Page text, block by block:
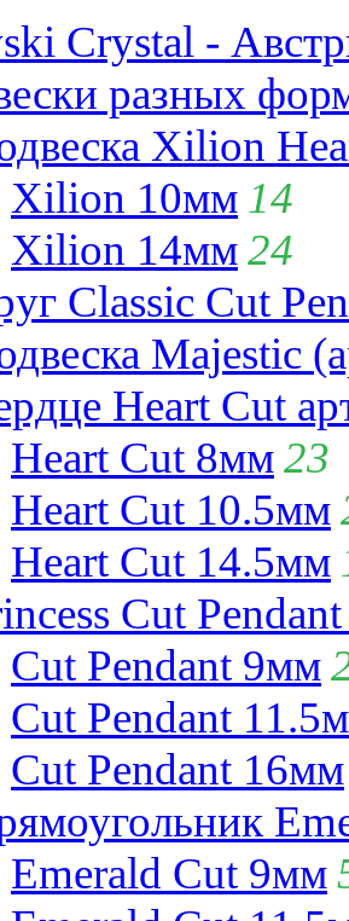
Crystal -
разных
Xilion
Xilion 10мм 14
Xilion 14мм24
Classic Cut
Majestic
Heart Cut
Heart Cut 8мм23
Heart Cut 10.5мм
Heart Cut 14.5мм
Cut
Cut Pendant 9мм
Cut Pendant
Cut Pendant 16мм
Emerald Cut 9мм